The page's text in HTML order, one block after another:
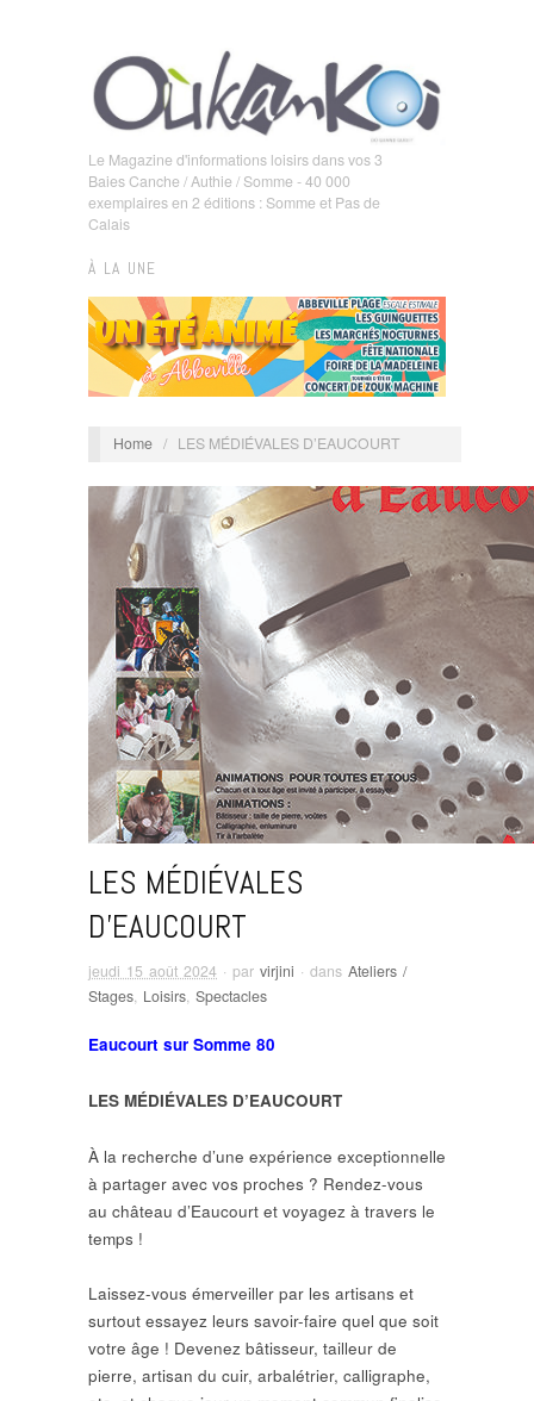
Le Magazine d'informations loisirs dans vos 3
Baies Canche / Authie / Somme - 40 000
exemplaires en 2 éditions : Somme et Pas de
Calais
À LA UNE
Home / LES MÉDIÉVALES D’EAUCOURT
LES MÉDIÉVALES
D’EAUCOURT
jeudi 15 août 2024 · par virjini · dans Ateliers /
Stages, Loisirs, Spectacles
Eaucourt sur Somme 80
LES MÉDIÉVALES D’EAUCOURT
À la recherche d’une expérience exceptionnelle
à partager avec vos proches ? Rendez-vous
au château d’Eaucourt et voyagez à travers le
temps !
Laissez-vous émerveiller par les artisans et
surtout essayez leurs savoir-faire quel que soit
votre âge ! Devenez bâtisseur, tailleur de
pierre, artisan du cuir, arbalétrier, calligraphe,